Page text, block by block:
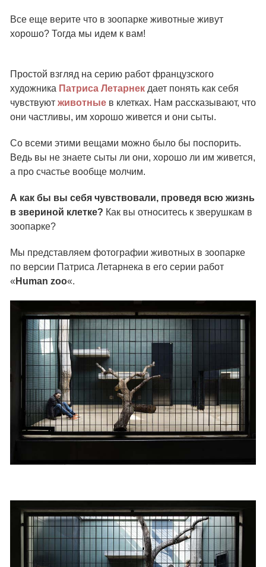
Все еще верите что в зоопарке животные живут
хорошо? Тогда мы идем к вам!
Простой взгляд на серию работ французского
художника Патриса Летарнек дает понять как себя
чувствуют животные в клетках. Нам рассказывают, что
они частливы, им хорошо живется и они сыты.
Со всеми этими вещами можно было бы поспорить.
Ведь вы не знаете сыты ли они, хорошо ли им живется,
а про счастье вообще молчим.
А как бы вы себя чувствовали, проведя всю жизнь
в звериной клетке? Как вы относитесь к зверушкам в
зоопарке?
Мы представляем фотографии животных в зоопарке
по версии Патриса Летарнека в его серии работ
« Human zoo«.